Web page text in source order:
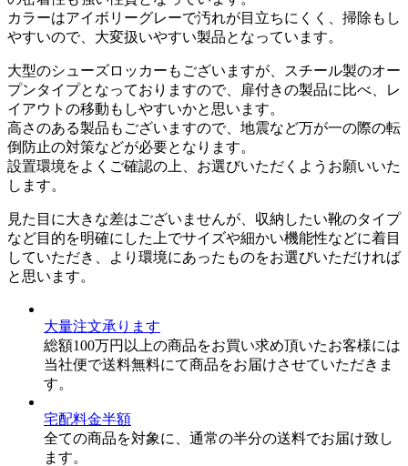
カラーはアイボリーグレーで汚れが目立ちにくく、掃除もし
やすいので、大変扱いやすい製品となっています。
大型のシューズロッカーもございますが、スチール製のオー
プンタイプとなっておりますので、扉付きの製品に比べ、レ
イアウトの移動もしやすいかと思います。
高さのある製品もございますので、地震など万が一の際の転
倒防止の対策などが必要となります。
設置環境をよくご確認の上、お選びいただくようお願いいた
します。
見た目に大きな差はございませんが、収納したい靴のタイプ
など目的を明確にした上でサイズや細かい機能性などに着目
していただき、より環境にあったものをお選びいただければ
と思います。
大量注文承ります
総額100万円以上の商品をお買い求め頂いたお客様には
当社便で送料無料にて商品をお届けさせていただきま
す。
宅配料金半額
全ての商品を対象に、通常の半分の送料でお届け致し
ます。